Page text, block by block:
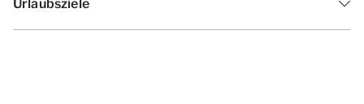
Urlaubsziele